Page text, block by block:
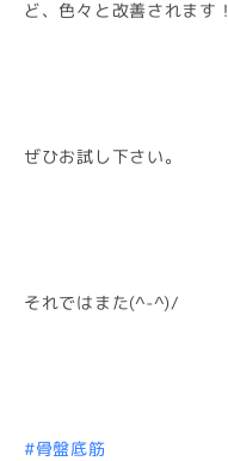
ど、色々と改善されます！
ぜひお試し下さい。
それではまた(^-^)/
#骨盤底筋